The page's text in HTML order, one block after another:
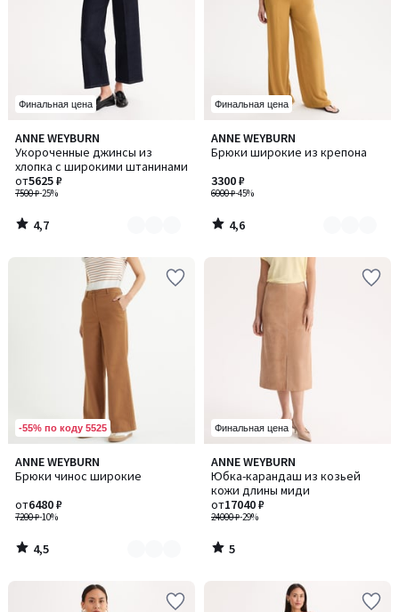
Финальная цена
ANNE WEYBURN
Укороченные джинсы из
хлопка с широкими штанинами
7500 ₽-25%
от5625 ₽
4,7
/ 5
Количество
цветов:
2
4,7
/
Финальная цена
ANNE WEYBURN
Брюки широкие из крепона
6000 ₽-45%
3300 ₽
4,6
/ 5
Количество
цветов:
2
4,6
/
-55% по коду 5525
ANNE WEYBURN
Брюки чинос широкие
7200 ₽-10%
от6480 ₽
4,5
/ 5
Количество
цветов:
4,5
/
Финальная цена
ANNE WEYBURN
Юбка-карандаш из козьей
кожи длины миди
24000 ₽-29%
от17040 ₽
5
/
5
5
/